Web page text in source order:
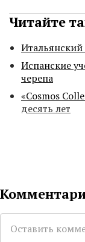
Читайте
Испанские
черепа
«Cosmos
десять лет